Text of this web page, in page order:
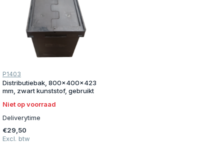
P1403
Distributiebak, 800x400x423
mm, zwart kunststof, gebruikt
Niet op voorraad
Deliverytime
€29,50
Excl. btw